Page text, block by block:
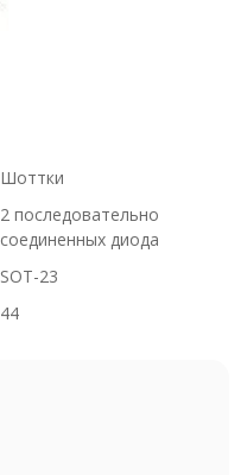
Шоттки
2 последовательно
соединенных диода
SOT-23
44